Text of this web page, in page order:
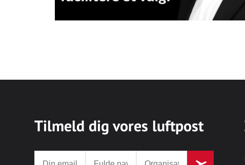
Tilmeld dig vores luftpost